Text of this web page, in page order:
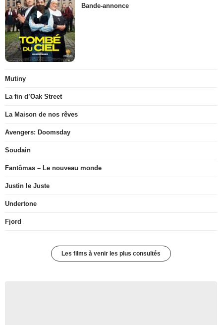
Bande-annonce
Mutiny
La fin d’Oak Street
La Maison de nos rêves
Avengers: Doomsday
Soudain
Fantômas – Le nouveau monde
Justin le Juste
Undertone
Fjord
Les films à venir les plus consultés